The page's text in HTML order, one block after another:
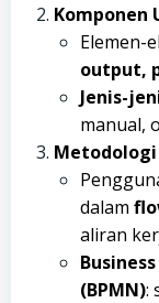
Komponen
Elemen-
output,
Jenis-
manual,
Metodologi
dalam
aliran
(BPMN):